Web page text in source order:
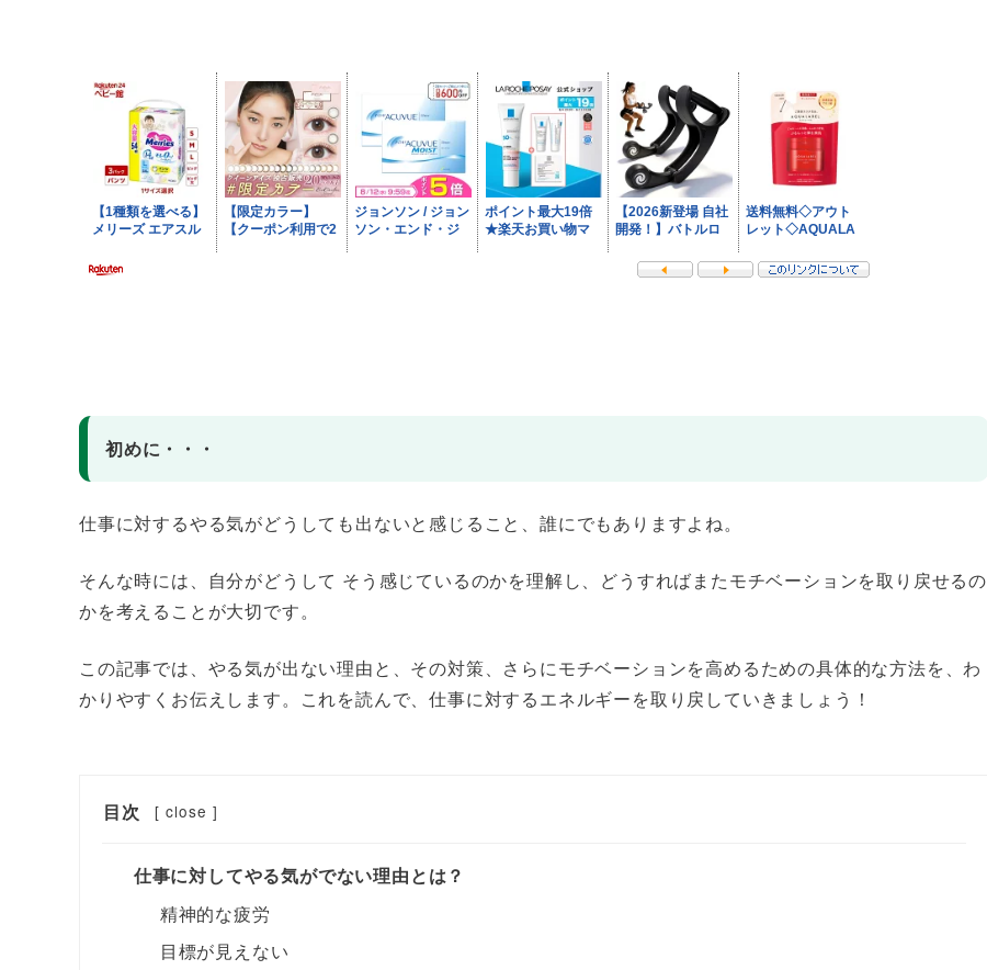
初めに・・・
仕事に対するやる気がどうしても出ないと感じること、誰にでもありますよね。
そんな時には、自分がどうして そう感じているのかを理解し、どうすればまたモチベーションを取り戻せるの
かを考えることが大切です。
この記事では、やる気が出ない理由と、その対策、さらにモチベーションを高めるための具体的な方法を、わ
かりやすくお伝えします。これを読んで、仕事に対するエネルギーを取り戻していきましょう！
目次 [ close ]
仕事に対してやる気がでない理由とは？
精神的な疲労
目標が見えない